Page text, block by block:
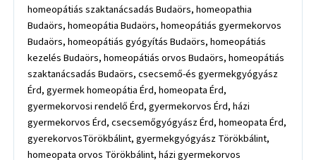
homeopátiás szaktanácsadás Budaörs, homeopathia
Budaörs, homeopátia Budaörs, homeopátiás gyermekorvos
Budaörs, homeopátiás gyógyítás Budaörs, homeopátiás
kezelés Budaörs, homeopátiás orvos Budaörs, homeopátiás
szaktanácsadás Budaörs, csecsemő-és gyermekgyógyász
Érd, gyermek homeopátia Érd, homeopata Érd,
gyermekorvosi rendelő Érd, gyermekorvos Érd, házi
gyermekorvos Érd, csecsemőgyógyász Érd, homeopata Érd,
gyerekorvosTörökbálint, gyermekgyógyász Törökbálint,
homeopata orvos Törökbálint, házi gyermekorvos